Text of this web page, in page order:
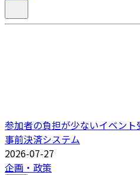
参加者の負担が少ないイベント
事前決済システム
2026-07-27
企画・政策